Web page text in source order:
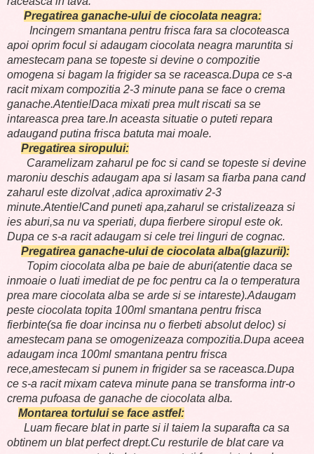
Pregatirea ganache-ului de ciocolata neagra:
Incingem smantana pentru frisca fara sa clocoteasca
apoi oprim focul si adaugam ciocolata neagra maruntita si
amestecam pana se topeste si devine o compozitie
omogena si bagam la frigider sa se raceasca.Dupa ce s-a
racit mixam compozitia 2-3 minute pana se face o crema
ganache.Atentie!Daca mixati prea mult riscati sa se
intareasca prea tare.In aceasta situatie o puteti repara
adaugand putina frisca batuta mai moale.
Pregatirea siropului:
Caramelizam zaharul pe foc si cand se topeste si devine
maroniu deschis adaugam apa si lasam sa fiarba pana cand
zaharul este dizolvat ,adica aproximativ 2-3
minute.Atentie!Cand puneti apa,zaharul se cristalizeaza si
ies aburi,sa nu va speriati, dupa fierbere siropul este ok.
Dupa ce s-a racit adaugam si cele trei linguri de cognac.
Pregatirea ganache-ului de ciocolata alba(glazurii):
Topim ciocolata alba pe baie de aburi(atentie daca se
inmoaie o luati imediat de pe foc pentru ca la o temperatura
prea mare ciocolata alba se arde si se intareste).Adaugam
peste ciocolata topita 100ml smantana pentru frisca
fierbinte(sa fie doar incinsa nu o fierbeti absolut deloc) si
amestecam pana se omogenizeaza compozitia.Dupa aceea
adaugam inca 100ml smantana pentru frisca
rece,amestecam si punem in frigider sa se raceasca.Dupa
ce s-a racit mixam cateva minute pana se transforma intr-o
crema pufoasa de ganache de ciocolata alba.
Montarea tortului se face astfel:
Luam fiecare blat in parte si il taiem la suparafta ca sa
obtinem un blat perfect drept.Cu resturile de blat care va